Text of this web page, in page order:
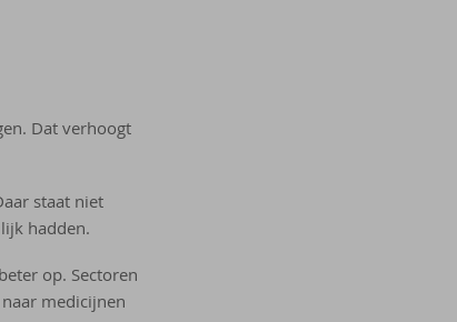
Dat verhoogt
staat niet
hadden.
op. Sectoren
medicijnen